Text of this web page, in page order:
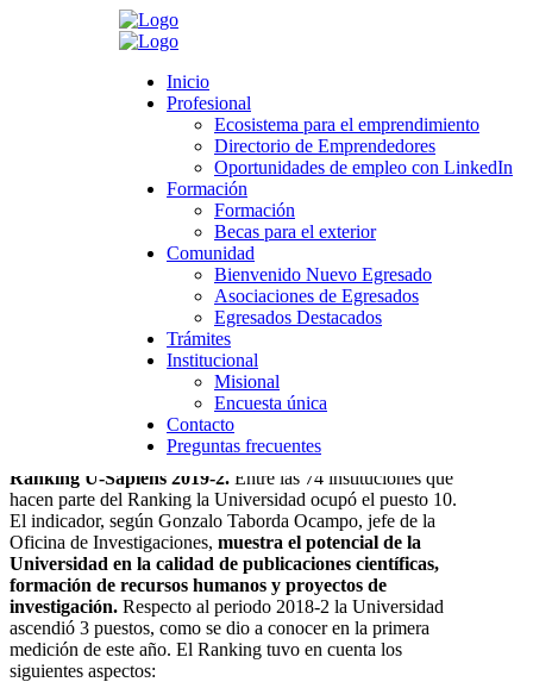
Inicio
Profesional
Ecosistema para el emprendimiento
Directorio de Emprendedores
Oportunidades de empleo con LinkedIn
Formación
Formación
Becas para el exterior
Comunidad
Bienvenido Nuevo Egresado
Asociaciones de Egresados
Egresados Destacados
Trámites
Institucional
Misional
Encuesta única
Contacto
Preguntas frecuentes
Ecosistema para el emprendimiento
Directorio de Emprendedores
Oportunidades de empleo con LinkedIn
Becas para el exterior
Bienvenido Nuevo Egresado
Asociaciones de Egresados
Egresados Destacados
Institucional
Encuesta única
Preguntas frecuentes
Universidad>Comunidad>La Universidad de
Caldas es una de las 10 mejores del país
La Universidad de Caldas es una de las 10
mejores del país
noviembre 28, 2019
Comunidad,Noticias boletín Egresados
Leave a comment
La Universidad de Caldas esuna de las 10 mejores del
país y la número 1 del eje cafetero. Esto según el
Ranking U-Sapiens 2019-2. Entre las 74 instituciones que
hacen parte del Ranking la Universidad ocupó el puesto 10.
El indicador, según Gonzalo Taborda Ocampo, jefe de la
Oficina de Investigaciones, muestra el potencial de la
Universidad en la calidad de publicaciones científicas,
formación de recursos humanos y proyectos de
investigación. Respecto al periodo 2018-2 la Universidad
ascendió 3 puestos, como se dio a conocer en la primera
medición de este año. El Ranking tuvo en cuenta los
siguientes aspectos: